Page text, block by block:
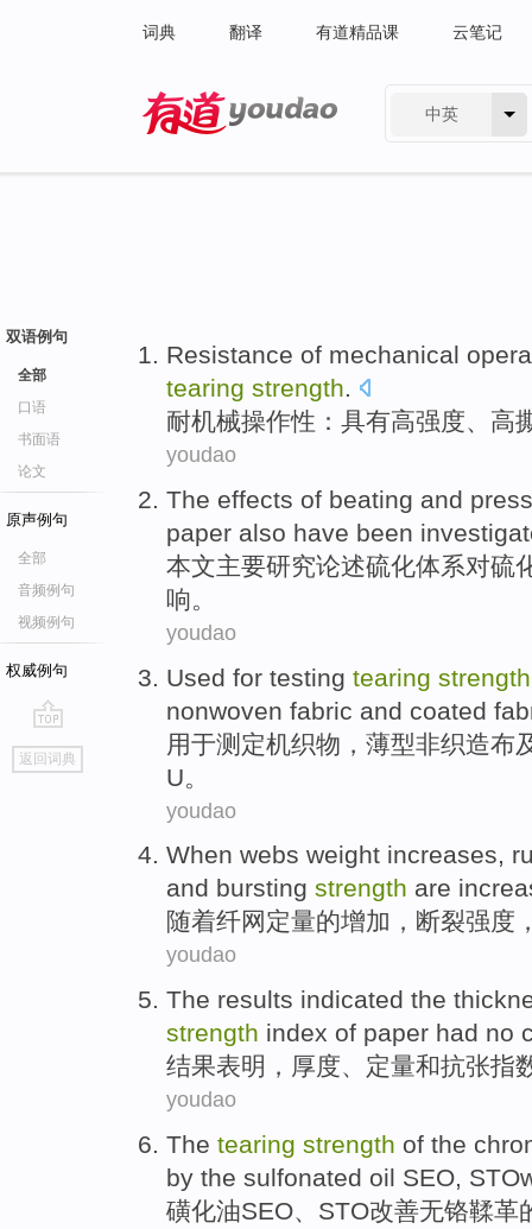
词典 翻译 有道精品课 云笔记
中英
双语例句
全部
口语
书面语
论文
原声例句
全部
音频例句
视频例句
权威例句
go
top
返回词典
Resistance of mechanical
tearing strength.
耐机械操作性 ：具有高强度、高
youdao
The effects of beating and
paper also have been
本文主要研究论述硫化体系对硫
响。
youdao
Used for testing tearing strength
nonwoven fabric and coated
用于测定机织物 ， 薄型非织造布
U。
youdao
When webs weight increases,
and bursting strength are
随着纤网定量的增加 ， 断裂强度
youdao
The results indicated the
strength index of paper had no
结果表明 ， 厚度、 定量和抗张指
youdao
The tearing strength of the
by the sulfonated oil SEO,
磺化油SEO、 STO改善无铬鞣革